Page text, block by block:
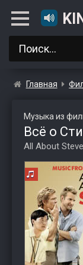
Главная
Музыка из
Всё о
All About Steve